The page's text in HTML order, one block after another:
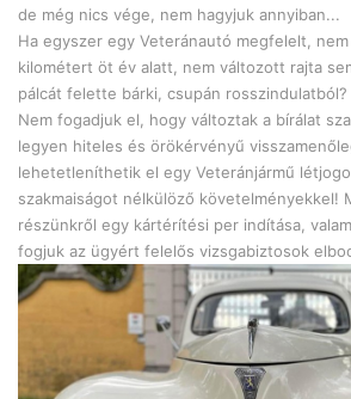
de még nics vége, nem hagyjuk annyiban...
Ha egyszer egy Veteránautó megfelelt,
kilométert öt év alatt, nem változott rajta
pálcát felette bárki, csupán rosszindulatból?
Nem fogadjuk el, hogy változtak a bírálat
legyen hiteles és örökérvényű
lehetetleníthetik el egy Veteránjármű
szakmaiságot nélkülöző követelményekkel!
részünkről egy kártérítési per indítása,
fogjuk az ügyért felelős vizsgabiztosok